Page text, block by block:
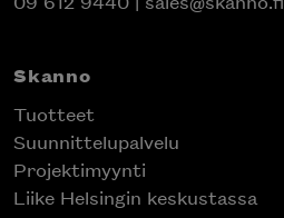
Skanno
Tuotteet
Suunnittelupalvelu
Projektimyynti
Liike Helsingin keskustassa